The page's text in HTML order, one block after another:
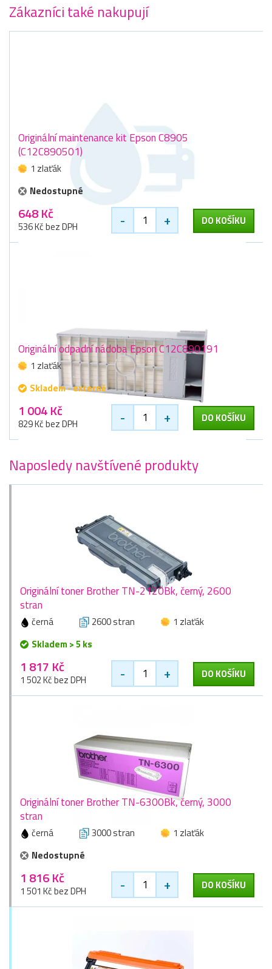
Zákazníci také nakupují
Originální maintenance kit Epson C8905
(C12C890501)
1 zlaťák
Nedostupné
648 Kč
536 Kč bez DPH - + DO KOŠÍKU
Originální odpadní nádoba Epson C12C890191
1 zlaťák
Skladem - externě
1 004 Kč
829 Kč bez DPH - + DO KOŠÍKU
Naposledy navštívené produkty
Originální toner Brother TN-2120Bk, černý, 2600
stran
černá 2600 stran
1 zlaťák
Skladem > 5 ks
1 817 Kč
1 502 Kč bez DPH - + DO KOŠÍKU
Originální toner Brother TN-6300Bk, černý, 3000
stran
černá 3000 stran
1 zlaťák
Nedostupné
1 816 Kč
1 501 Kč bez DPH - + DO KOŠÍKU